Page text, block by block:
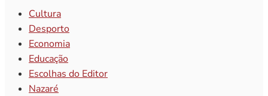
Cultura
Desporto
Economia
Educação
Escolhas do Editor
Nazaré